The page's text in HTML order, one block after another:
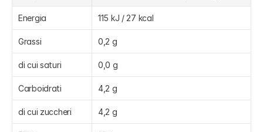
Energia 115 kJ / 27 kcal
Grassi 0,2 g
di cui saturi 0,0 g
Carboidrati 4,2 g
di cui zuccheri 4,2 g